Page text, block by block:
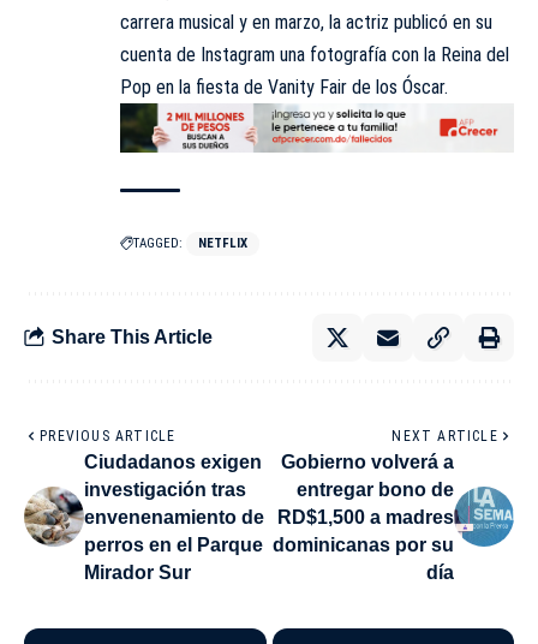
carrera musical y en marzo, la actriz publicó en su
cuenta de Instagram una fotografía con la Reina del
Pop en la fiesta de Vanity Fair de los Óscar.
TAGGED: NETFLIX
Share This Article
PREVIOUS ARTICLE
Ciudadanos exigen
investigación tras
envenenamiento de
perros en el Parque
Mirador Sur
NEXT ARTICLE
Gobierno volverá a
entregar bono de
RD$1,500 a madres
dominicanas por su
día